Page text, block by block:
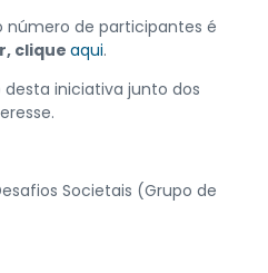
número de participantes é
clique aqui.
iniciativa junto dos
Societais (Grupo de